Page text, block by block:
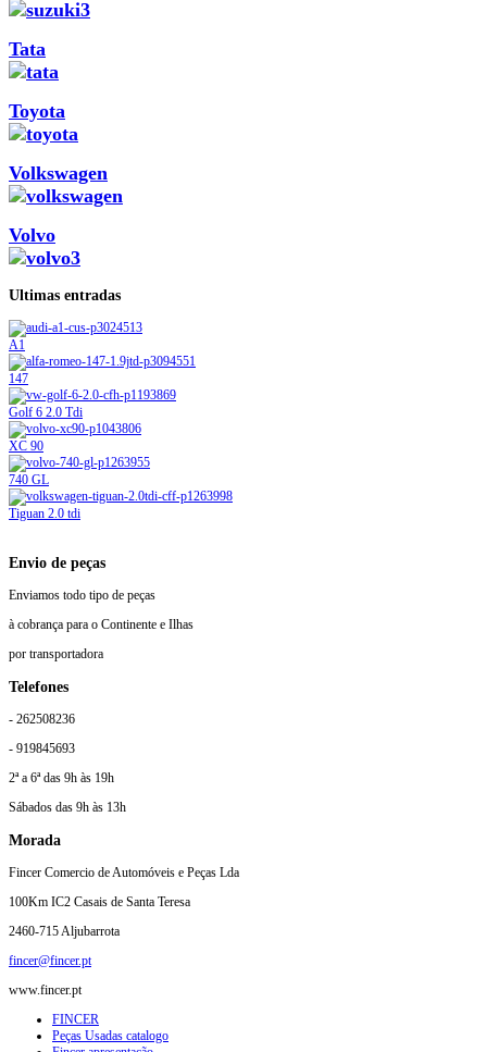
Tata
Toyota
Volkswagen
Volvo
Ultimas entradas
A1
147
Golf 6 2.0 Tdi
XC 90
740 GL
Tiguan 2.0 tdi
Envio de peças
Enviamos todo tipo de peças
à cobrança para o Continente e Ilhas
por transportadora
Telefones
- 262508236
- 919845693
2ª a 6ª das 9h às 19h
Sábados das 9h às 13h
Morada
Fincer Comercio de Automóveis e Peças Lda
100Km IC2 Casais de Santa Teresa
2460-715 Aljubarrota
fincer@fincer.pt
www.fincer.pt
FINCER
Peças Usadas catalogo